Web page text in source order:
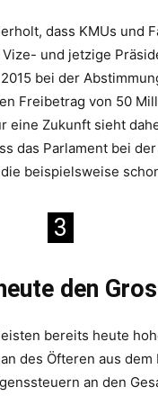
dass KMUs und
und jetzige
bei der
Freibetrag von 50
eine Zukunft sieht
das Parlament bei
beispielsweise
3
den
bereits heute
des Öfteren aus
an den